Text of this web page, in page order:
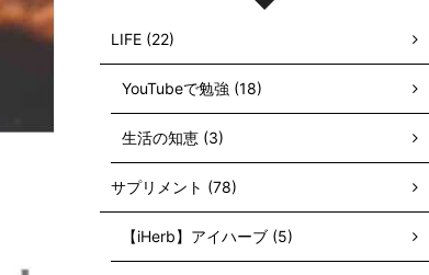
LIFE (22)
YouTubeで勉強 (18)
生活の知恵 (3)
サプリメント (78)
【iHerb】アイハーブ (5)